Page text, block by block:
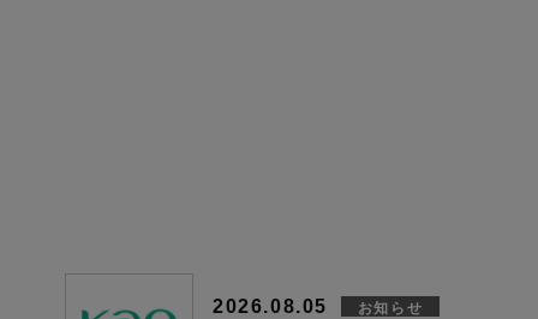
2026.08.05 お知らせ